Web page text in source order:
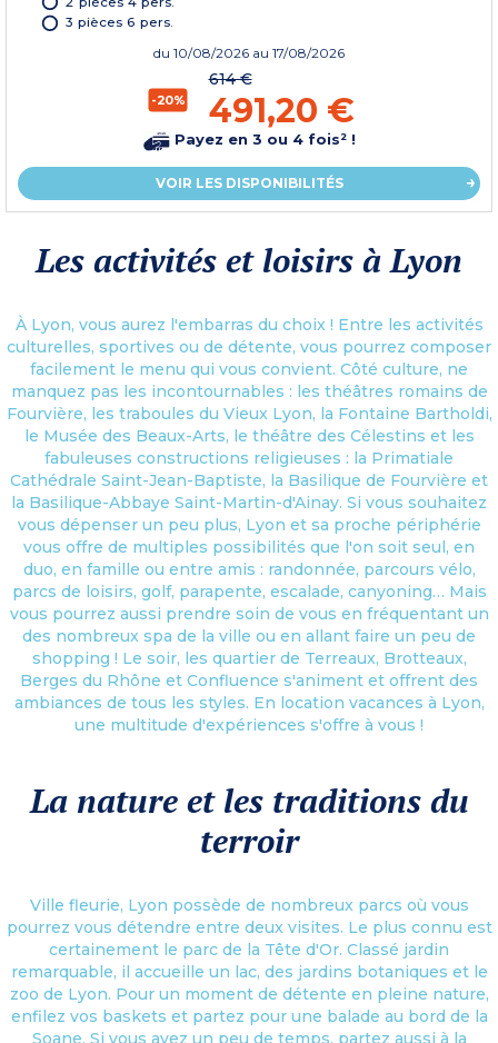
3 pièces 6 pers.
du 10/08/2026 au 17/08/2026
-20%
614 €
491,20 €
Payez en 3 ou 4 fois² !
VOIR LES DISPONIBILITÉS
Les activités et loisirs à Lyon
À Lyon, vous aurez l'embarras du choix ! Entre les activités
culturelles, sportives ou de détente, vous pourrez composer
facilement le menu qui vous convient. Côté culture, ne
manquez pas les incontournables : les théâtres romains de
Fourvière, les traboules du Vieux Lyon, la Fontaine Bartholdi,
le Musée des Beaux-Arts, le théâtre des Célestins et les
fabuleuses constructions religieuses : la Primatiale
Cathédrale Saint-Jean-Baptiste, la Basilique de Fourvière et
la Basilique-Abbaye Saint-Martin-d'Ainay. Si vous souhaitez
vous dépenser un peu plus, Lyon et sa proche périphérie
vous offre de multiples possibilités que l'on soit seul, en
duo, en famille ou entre amis : randonnée, parcours vélo,
parcs de loisirs, golf, parapente, escalade, canyoning… Mais
vous pourrez aussi prendre soin de vous en fréquentant un
des nombreux spa de la ville ou en allant faire un peu de
shopping ! Le soir, les quartier de Terreaux, Brotteaux,
Berges du Rhône et Confluence s'animent et offrent des
ambiances de tous les styles. En location vacances à Lyon,
une multitude d'expériences s'offre à vous !
La nature et les traditions du
terroir
Ville fleurie, Lyon possède de nombreux parcs où vous
pourrez vous détendre entre deux visites. Le plus connu est
certainement le parc de la Tête d'Or. Classé jardin
remarquable, il accueille un lac, des jardins botaniques et le
zoo de Lyon. Pour un moment de détente en pleine nature,
enfilez vos baskets et partez pour une balade au bord de la
Soane. Si vous avez un peu de temps, partez aussi à la